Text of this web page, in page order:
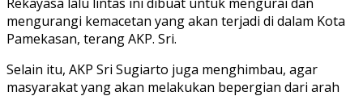
mengurangi kemacetan yang akan terjadi di dalam Kota
Pamekasan, terang AKP. Sri.
Selain itu, AKP Sri Sugiarto juga menghimbau, agar
masyarakat yang akan melakukan bepergian dari arah